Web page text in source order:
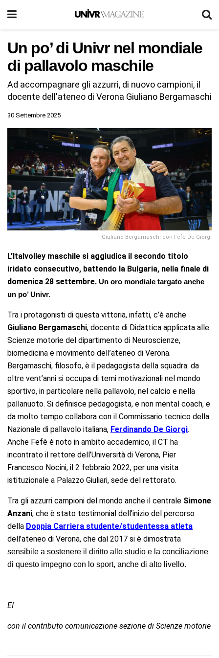
Un po’ di Univr nel mondiale
di pallavolo maschile
Ad accompagnare gli azzurri, di nuovo campioni, il
docente dell'ateneo di Verona Giuliano Bergamaschi
30 Settembre 2025
Giuliano Bergamaschi con Fefè De Giorgi
L’Italvolley maschile si aggiudica il secondo titolo
iridato consecutivo, battendo la Bulgaria, nella finale di
domenica 28 settembre. Un oro mondiale targato anche
un po’ Univr.
Tra i protagonisti di questa vittoria, infatti, c’è anche
Giuliano Bergamaschi, docente di Didattica applicata alle
Scienze motorie del dipartimento di Neuroscienze,
biomedicina e movimento dell’ateneo di Verona.
Bergamaschi, filosofo, è il pedagogista della squadra: da
oltre vent’anni si occupa di temi motivazionali nel mondo
sportivo, in particolare nella pallavolo, nel calcio e nella
pallanuoto. Si definisce pedagogista, e non mental coach, e
da molto tempo collabora con il Commissario tecnico della
Nazionale di pallavolo italiana, Ferdinando De Giorgi.
Anche Fefè è noto in ambito accademico, il CT ha
incontrato il rettore dell’Università di Verona, Pier
Francesco Nocini, il 2 febbraio 2022, per una visita
istituzionale a Palazzo Giuliari, sede del rettorato.
Tra gli azzurri campioni del mondo anche il centrale Simone
Anzani, che è stato testimonial dell’inizio del percorso
della Doppia Carriera studente/studentessa atleta
dell’ateneo di Verona, che dal 2017 si è dimostrata
sensibile a sostenere il diritto allo studio e la conciliazione
di questo impegno con lo sport, anche di alto livello.
EI
con il contributo comunicazione sezione di Scienze motorie